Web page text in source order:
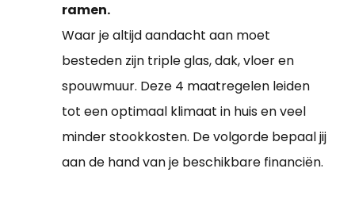
ramen.
Waar je altijd aandacht aan moet
besteden zijn triple glas, dak, vloer en
spouwmuur. Deze 4 maatregelen leiden
tot een optimaal klimaat in huis en veel
minder stookkosten. De volgorde bepaal jij
aan de hand van je beschikbare financiën.